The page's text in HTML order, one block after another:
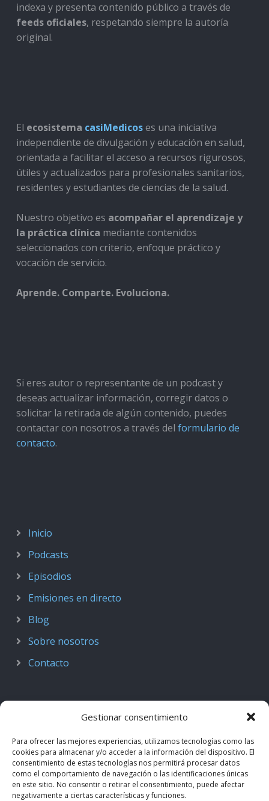
Gestionar consentimiento
Para ofrecer las mejores experiencias, utilizamos tecnologías como las
cookies para almacenar y/o acceder a la información del dispositivo. El
consentimiento de estas tecnologías nos permitirá procesar datos
como el comportamiento de navegación o las identificaciones únicas
en este sitio. No consentir o retirar el consentimiento, puede afectar
negativamente a ciertas características y funciones.
indexa y presenta contenido público a través de
feeds oficiales, respetando siempre la autoría
original.
El ecosistema casiMedicoses una iniciativa
independiente de divulgación y educación en salud,
orientada a facilitar el acceso a recursos rigurosos,
útiles y actualizados para profesionales sanitarios,
residentes y estudiantes de ciencias de la salud.
Nuestro objetivo es acompañar el aprendizaje y
la práctica clínica mediante contenidos
seleccionados con criterio, enfoque práctico y
vocación de servicio.
Aprende. Comparte. Evoluciona.
Si eres autor o representante de un podcast y
deseas actualizar información, corregir datos o
solicitar la retirada de algún contenido, puedes
contactar con nosotros a través del formulario de
contacto.
Inicio
Podcasts
Episodios
Emisiones en directo
Blog
Sobre nosotros
Contacto